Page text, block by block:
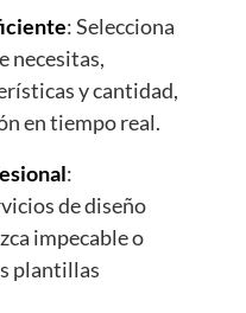
: Selecciona
necesitas,
y cantidad,
en tiempo real.
:
de diseño
impecable o
plantillas